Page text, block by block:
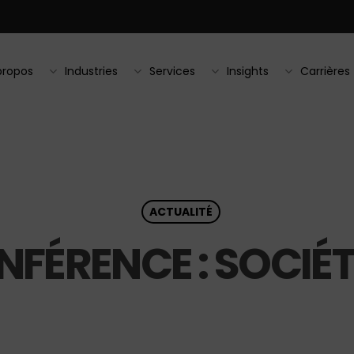
Industries Services Insights Carrières
ACTUALITÉ
: